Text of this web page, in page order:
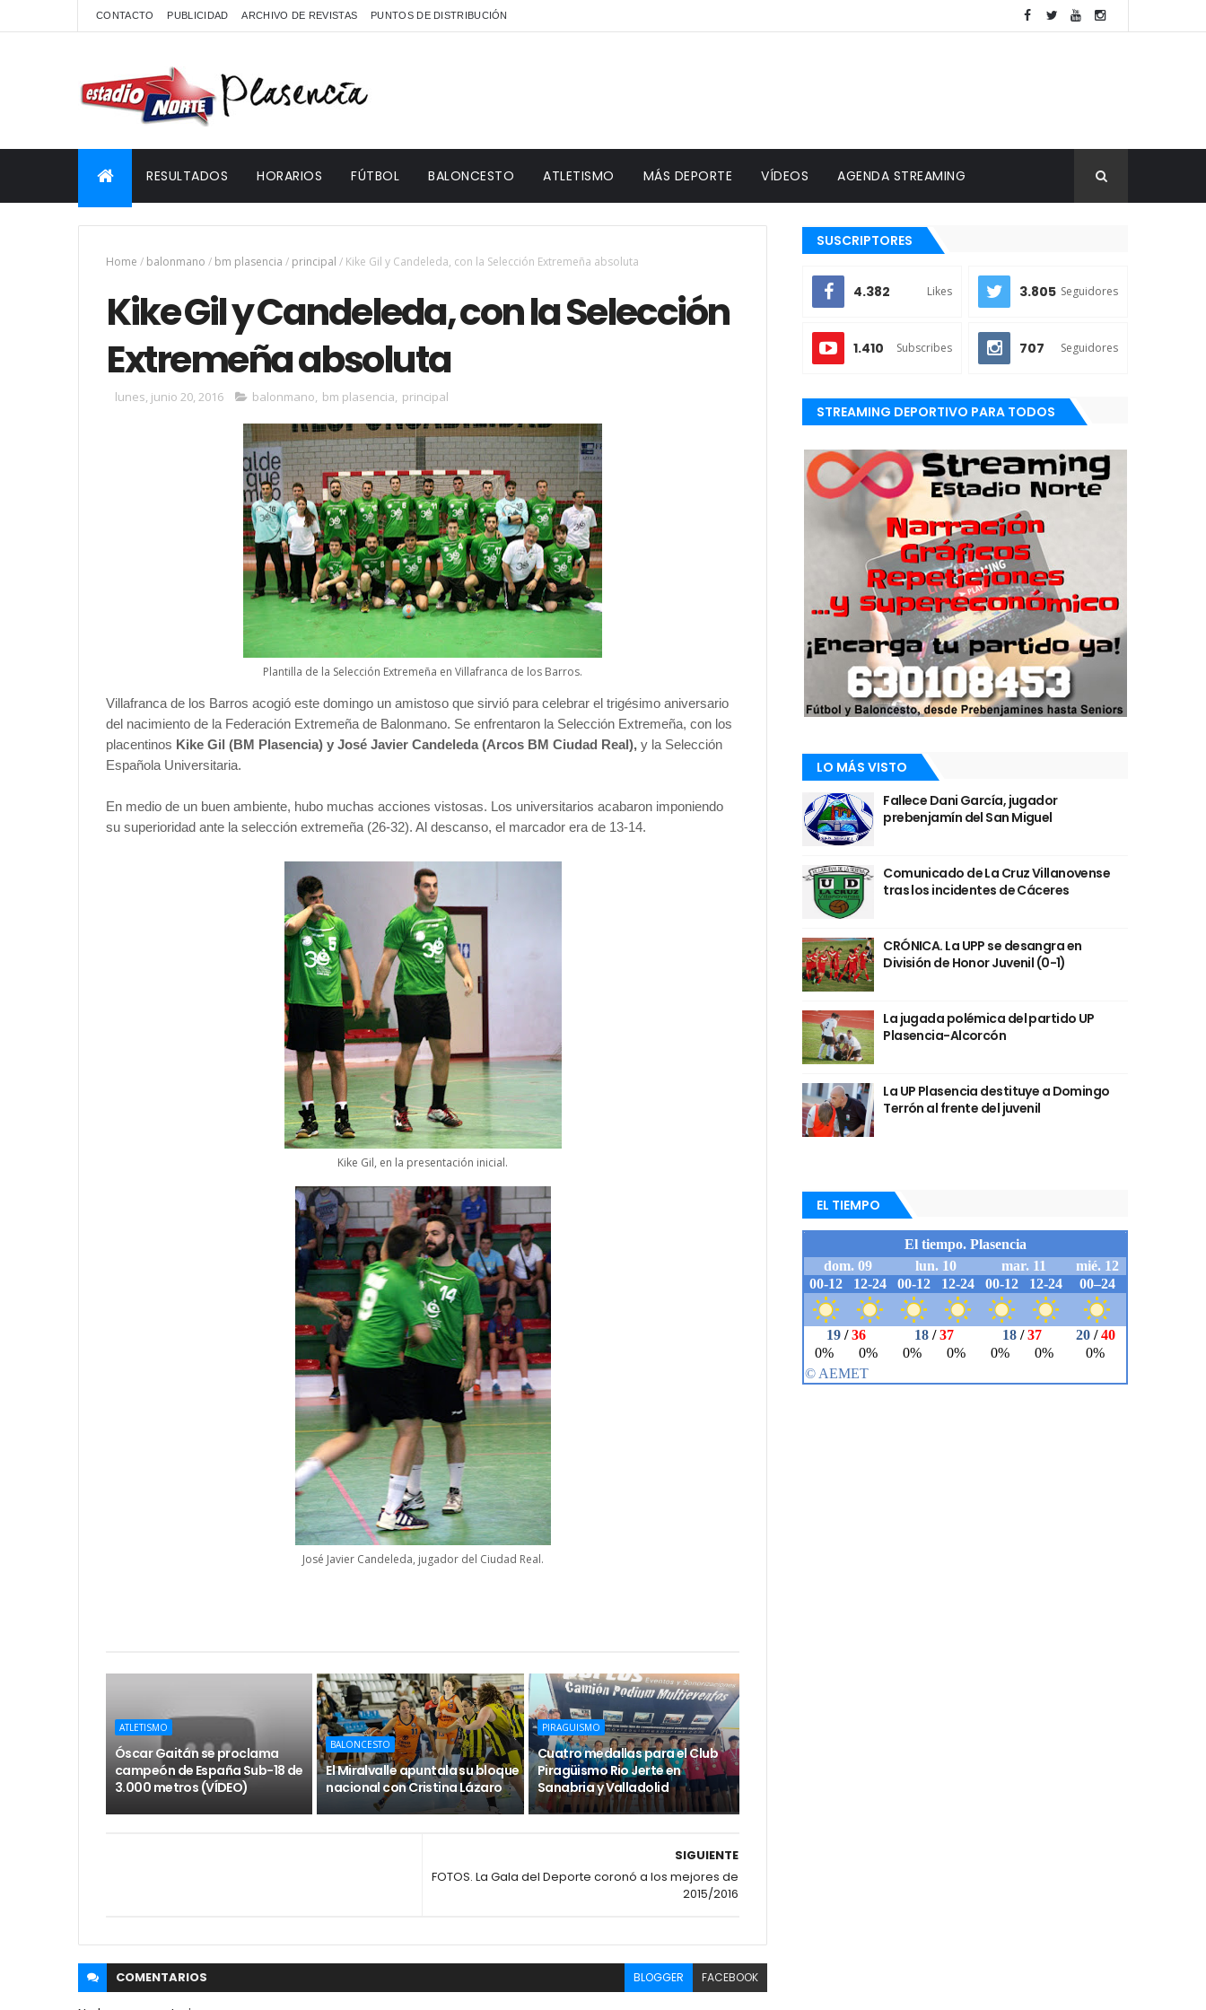
CONTACTO PUBLICIDAD ARCHIVO DE REVISTAS PUNTOS DE DISTRIBUCIÓN
RESULTADOS HORARIOS FÚTBOL BALONCESTO ATLETISMO MÁS DEPORTE VÍDEOS AGENDA STREAMING
Home / balonmano / bm plasencia / principal / Kike Gil y Candeleda, con la Selección Extremeña absoluta
Kike Gil y Candeleda, con la Selección
Extremeña absoluta
lunes, junio 20, 2016 balonmano, bm plasencia, principal
Plantilla de la Selección Extremeña en Villafranca de los Barros.
Villafranca de los Barros acogió este domingo un amistoso que sirvió para celebrar el trigésimo aniversario
del nacimiento de la Federación Extremeña de Balonmano. Se enfrentaron la Selección Extremeña, con los
placentinos Kike Gil (BM Plasencia) y José Javier Candeleda (Arcos BM Ciudad Real), y la Selección
Española Universitaria.
En medio de un buen ambiente, hubo muchas acciones vistosas. Los universitarios acabaron imponiendo
su superioridad ante la selección extremeña (26-32). Al descanso, el marcador era de 13-14.
Kike Gil, en la presentación inicial.
José Javier Candeleda, jugador del Ciudad Real.
ATLETISMO
Óscar Gaitán se proclama
campeón de España Sub-18 de
3.000 metros (VÍDEO)
BALONCESTO
El Miralvalle apuntala su bloque
nacional con Cristina Lázaro
PIRAGUISMO
Cuatro medallas para el Club
Piragüismo Rio Jerte en
Sanabria y Valladolid
SIGUIENTE
FOTOS. La Gala del Deporte coronó a los mejores de
2015/2016
COMENTARIOS BLOGGER FACEBOOK
SUSCRIPTORES
4.382 Likes 3.805 Seguidores
1.410 Subscribes 707 Seguidores
STREAMING DEPORTIVO PARA TODOS
LO MÁS VISTO
Fallece Dani García, jugador
prebenjamín del San Miguel
Comunicado de La Cruz Villanovense
tras los incidentes de Cáceres
CRÓNICA. La UPP se desangra en
División de Honor Juvenil (0-1)
La jugada polémica del partido UP
Plasencia-Alcorcón
La UP Plasencia destituye a Domingo
Terrón al frente del juvenil
EL TIEMPO